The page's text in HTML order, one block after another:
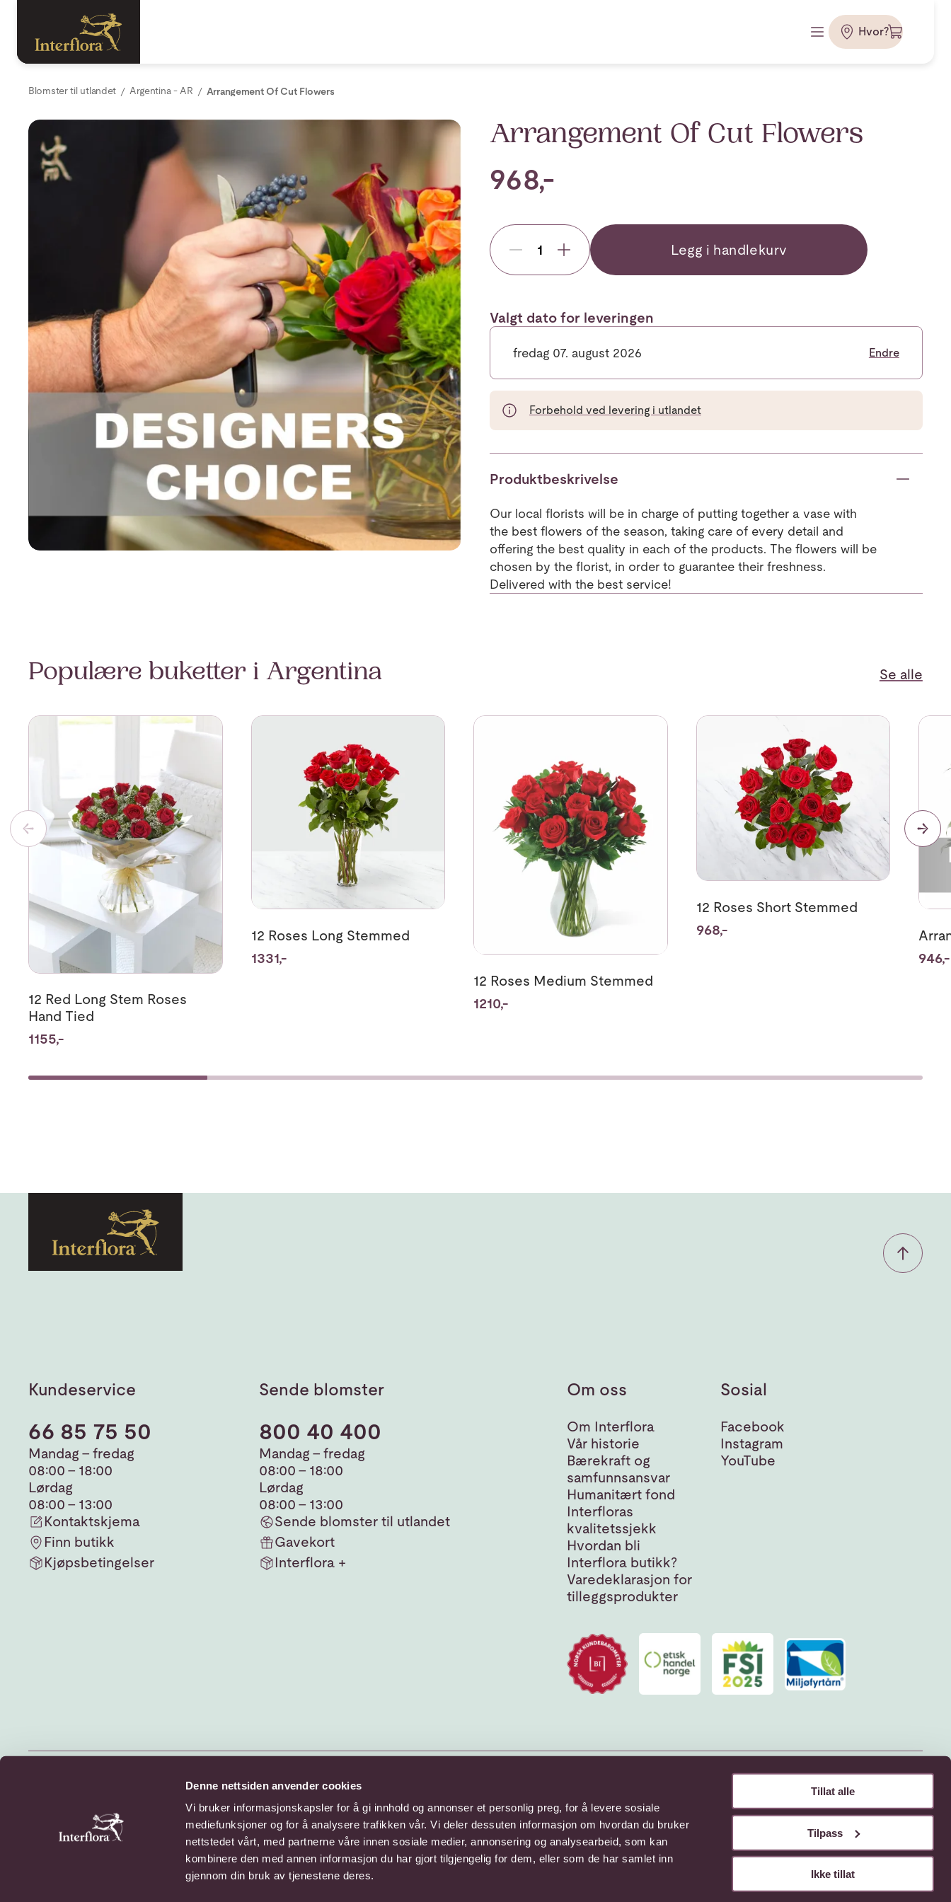
Denne nettsiden anvender cookies
Vi bruker informasjonskapsler for å gi innhold og annonser et personlig preg, for å levere sosiale
mediefunksjoner og for å analysere trafikken vår. Vi deler dessuten informasjon om hvordan du bruker
nettstedet vårt, med partnerne våre innen sosiale medier, annonsering og analysearbeid, som kan
kombinere den med annen informasjon du har gjort tilgjengelig for dem, eller som de har samlet inn
gjennom din bruk av tjenestene deres.
Tillat alle
Tilpass
Ikke tillat
Hvor?
Blomster til utlandet Argentina - AR Arrangement Of Cut Flowers
Arrangement Of Cut Flowers
968,-
Legg i handlekurv
Valgt dato for leveringen
fredag 07. august 2026 Endre
Forbehold ved levering i utlandet
Produktbeskrivelse
Our local florists will be in charge of putting together a vase with
the best flowers of the season, taking care of every detail and
offering the best quality in each of the products. The flowers will be
chosen by the florist, in order to guarantee their freshness.
Delivered with the best service!
Populære buketter i Argentina Se alle
Se mer om 12 Red Long Stem Roses Hand Tied
12 Red Long Stem Roses
Hand Tied
1155,-
Se mer om 12 Roses Long Stemmed
12 Roses Long Stemmed
1331,-
Se mer om 12 Roses Medium Stemmed
12 Roses Medium Stemmed
1210,-
Se mer om 12 Roses Short Stemmed
12 Roses Short Stemmed
968,-
Se
946,-
Kundeservice
66 85 75 50
Mandag - fredag
08:00 - 18:00
Lørdag
08:00 - 13:00
Kontaktskjema
Finn butikk
Kjøpsbetingelser
Sende blomster
800 40 400
Mandag - fredag
08:00 - 18:00
Lørdag
08:00 - 13:00
Sende blomster til utlandet
Gavekort
Interflora +
Om oss
Om Interflora
Vår historie
Bærekraft og
samfunnsansvar
Humanitært fond
Interfloras
kvalitetssjekk
Hvordan bli
Interflora butikk?
Varedeklarasjon for
tilleggsprodukter
Sosial
Facebook
Instagram
YouTube
PersonvernCookies